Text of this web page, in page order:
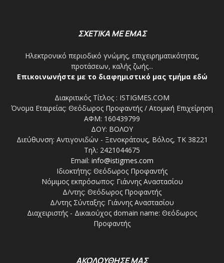
ΣΧΕΤΙΚΑ ΜΕ ΕΜΑΣ
Ηλεκτρονικό περιοδικό γνώμης, επιχειρηματικότητας,
προτάσεων, καλής ζωής...
Επικοινωνήστε με το διαφημιστικό μας τμήμα εδώ
Διακριτικός Τίτλος : ISTIGMES.COM
Όνομα Εταιρείας: Θεόδωρος Προφαντής / Ατομική Επιχείρηση
ΑΦΜ: 160439799
ΔΟΥ: ΒΟΛΟΥ
Διεύθυνση: Αντιγονιδών - Ξενοκράτους, Βόλος, ΤΚ 38221
Τηλ: 2421044675
Email: info@istigmes.com
Ιδιοκτήτης: Θεόδωρος Προφαντής
Νόμιμος εκπρόσωπος: Γιάννης Αναστασίου
Δ/ντης: Θεόδωρος Προφαντής
Δ/ντης Σύνταξης: Γιάννης Αναστασίου
Διαχειριστής - Δικαιούχος domain name: Θεόδωρος
Προφαντής
ΑΚΟΛΟΥΘΗΣΕ ΜΑΣ